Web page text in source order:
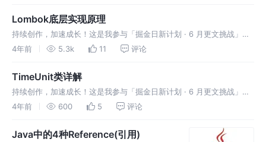
Lombok底层实现原理
持续创作，加速成长！这是我参与「掘金日新计划 · 6 月更文挑战」的
第15天，点击查看活动详情 1.前言 Java源码中使用Lombok的@Data注
4年前 5.3k 11 评论
TimeUnit类详解
持续创作，加速成长！这是我参与「掘金日新计划 · 6 月更文挑战」的
第14天，点击查看活动详情 其类作者Doug Lea在其javadoc中写道：
4年前 600 5 评论
Java中的4种Reference(引用)